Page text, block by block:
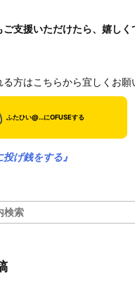
ご支援いただけたら、嬉しく
方はこちらから宜しくお願
投げ銭をする』